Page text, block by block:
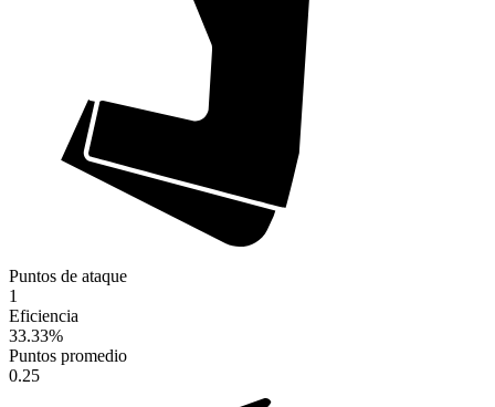
Puntos de ataque
1
Eficiencia
33.33%
Puntos promedio
0.25